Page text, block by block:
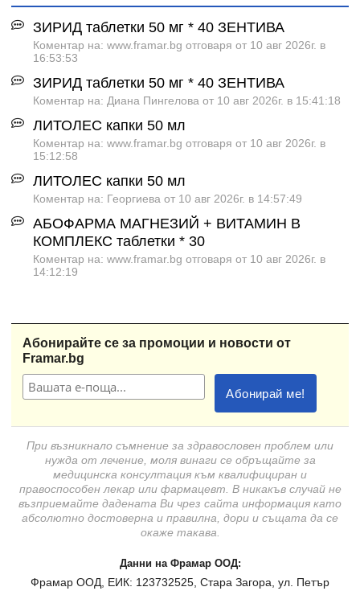
ЗИРИД таблетки 50 мг * 40 ЗЕНТИВА
Коментар на: www.framar.bg отговаря от 10 авг 2026г. в
16:53:53
ЗИРИД таблетки 50 мг * 40 ЗЕНТИВА
Коментар на: Диана Пингелова от 10 авг 2026г. в 15:41:18
ЛИТОЛЕС капки 50 мл
Коментар на: www.framar.bg отговаря от 10 авг 2026г. в
15:12:58
ЛИТОЛЕС капки 50 мл
Коментар на: Георгиева от 10 авг 2026г. в 14:57:49
АБОФАРМА МАГНЕЗИЙ + ВИТАМИН B
КОМПЛЕКС таблетки * 30
Коментар на: www.framar.bg отговаря от 10 авг 2026г. в
14:12:19
Абонирайте се за промоции и новости от
Framar.bg
При възникнало съмнение за здравословен проблем или
нужда от лечение, моля винаги се обръщайте за
медицинска консултация към квалифициран и
правоспособен лекар или фармацевт. В никакъв случай не
възприемайте дадената Ви чрез сайта информация като
абсолютно достоверна и правилна, дори и същата да се
окаже такава.
Данни на Фрамар ООД:
Фрамар ООД, ЕИК: 123732525, Стара Загора, ул. Петър